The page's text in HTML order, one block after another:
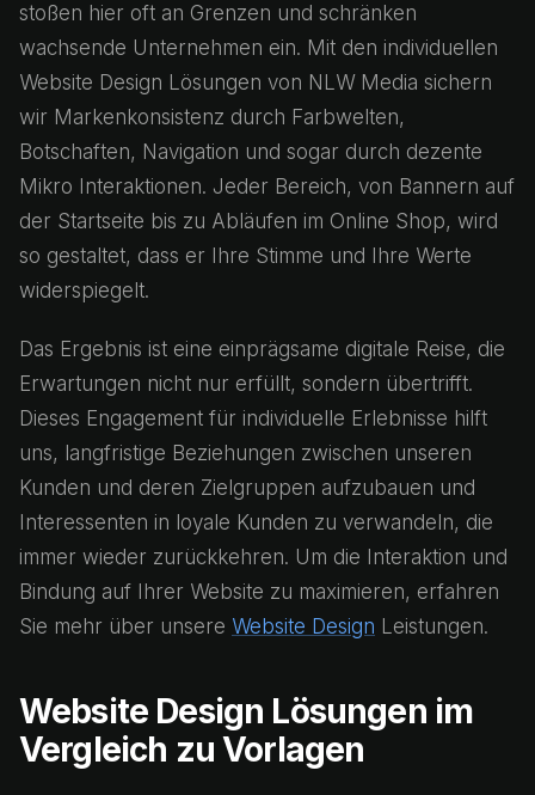
stoßen hier oft an Grenzen und schränken
wachsende Unternehmen ein. Mit den individuellen
Website Design Lösungen von NLW Media sichern
wir Markenkonsistenz durch Farbwelten,
Botschaften, Navigation und sogar durch dezente
Mikro Interaktionen. Jeder Bereich, von Bannern auf
der Startseite bis zu Abläufen im Online Shop, wird
so gestaltet, dass er Ihre Stimme und Ihre Werte
widerspiegelt.
Das Ergebnis ist eine einprägsame digitale Reise, die
Erwartungen nicht nur erfüllt, sondern übertrifft.
Dieses Engagement für individuelle Erlebnisse hilft
uns, langfristige Beziehungen zwischen unseren
Kunden und deren Zielgruppen aufzubauen und
Interessenten in loyale Kunden zu verwandeln, die
immer wieder zurückkehren. Um die Interaktion und
Bindung auf Ihrer Website zu maximieren, erfahren
Sie mehr über unsere Website Design Leistungen.
Website Design Lösungen im
Vergleich zu Vorlagen